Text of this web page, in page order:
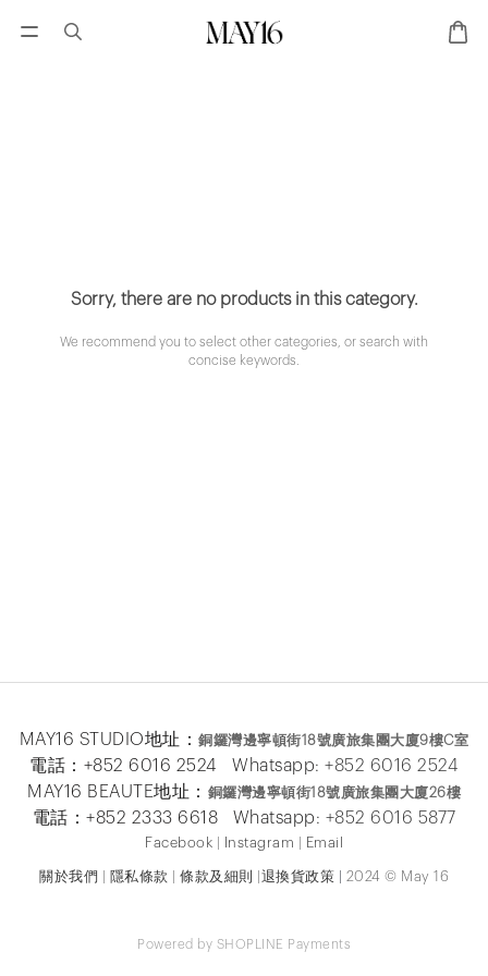
Sorry, there are no products in this category.
We recommend you to select other categories, or search with
concise keywords.
MAY16 STUDIO地址：銅鑼灣邊寧頓街18號廣旅集團大廈9樓C室
電話：+852 6016 2524 Whatsapp: +852 6016 2524
MAY16 BEAUTE地址：
銅鑼灣邊寧頓街18號廣旅集團大廈26樓
電話：+852 2333 6618 Whatsapp: +852 6016 5877
Facebook Instagram Email
關於我們 隱私條款 條款及細則 退換貨政策 2024 © May 16
Powered by SHOPLINE Payments